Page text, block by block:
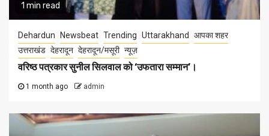
1 min read
Dehardun Newsbeat Trending Uttarakhand
आपका शहर
उत्तराखंड देहरादून देहरादून/मसूरी न्यूज़
वरिष्ठ पत्रकार सुनील सिलवाल को ‘उफतारा सम्मान’।
1 month ago admin